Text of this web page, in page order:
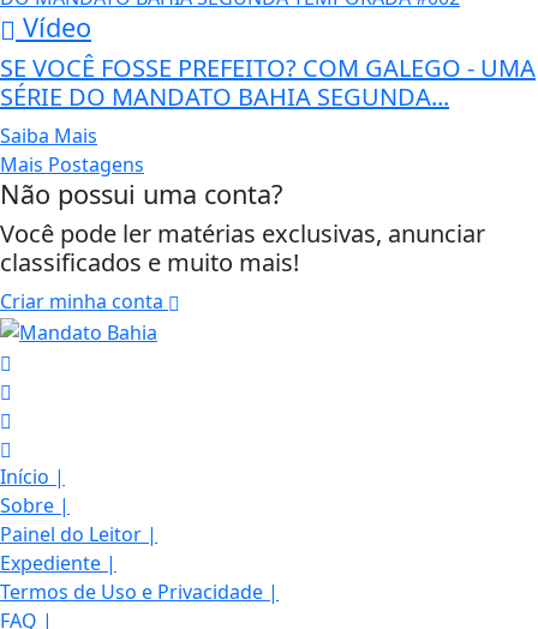
Vídeo
SE VOCÊ FOSSE PREFEITO? COM GALEGO - UMA
SÉRIE DO MANDATO BAHIA SEGUNDA...
Saiba Mais
Mais Postagens
Não possui uma conta?
Você pode ler matérias exclusivas, anunciar
classificados e muito mais!
Criar minha conta
Início |
Sobre |
Painel do Leitor |
Expediente |
Termos de Uso e Privacidade |
FAQ |